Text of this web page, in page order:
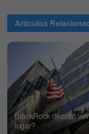
Articulos
BlackRock decidió
lugar?